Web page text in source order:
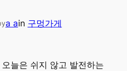
a ain 구멍가게
늘은 쉬지 않고 발전하는